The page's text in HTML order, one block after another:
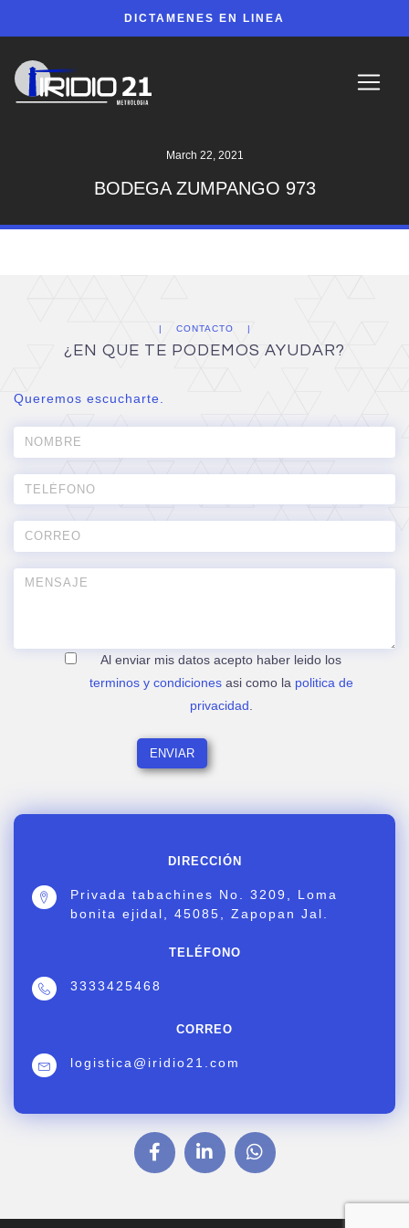
DICTAMENES EN LINEA
March 22, 2021
BODEGA ZUMPANGO 973
DIRECCIÓN
Privada tabachines No. 3209, Loma
bonita ejidal, 45085, Zapopan Jal.
TELÉFONO
3333425468
CORREO
logistica@iridio21.com
CONTACTO
¿EN QUE TE PODEMOS AYUDAR?
Queremos escucharte.
Al enviar mis datos acepto haber leido los
terminos y condicionesasi como la politica de
privacidad